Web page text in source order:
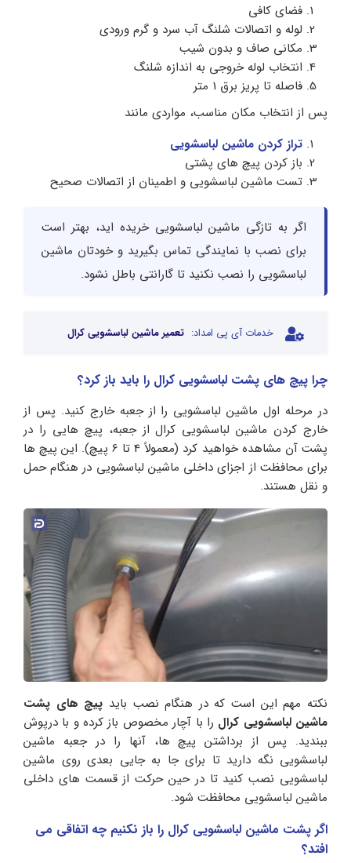
فضای کافی
لوله و اتصالات شلنگ آب سرد و گرم ورودی
مکانی صاف و بدون شیب
انتخاب لوله خروجی به اندازه شلنگ
فاصله تا پریز برق 1 متر
پس از انتخاب مکان مناسب، مواردی مانند
تراز کردن ماشین لباسشویی
باز کردن پیچ های پشتی
تست ماشین لباسشویی و اطمینان از اتصالات صحیح
اگر به تازگی ماشین لباسشویی خریده اید، بهتر است
برای نصب با نمایندگی تماس بگیرید و خودتان ماشین
لباسشویی را نصب نکنید تا گارانتی باطل نشود.
خدمات آی پی امداد: تعمیر ماشین لباسشویی کرال
چرا پیچ های پشت لباسشویی کرال را باید باز کرد؟
در مرحله اول ماشین لباسشویی را از جعبه خارج کنید. پس از
خارج کردن ماشین لباسشویی کرال از جعبه، پیچ هایی را در
پشت آن مشاهده خواهید کرد (معمولاً 4 تا 6 پیچ). این پیچ ها
برای محافظت از اجزای داخلی ماشین لباسشویی در هنگام حمل
و نقل هستند.
نکته مهم این است که در هنگام نصب باید پیچ های پشت
ماشین لباسشویی کرال را با آچار مخصوص باز کرده و با درپوش
ببندید. پس از برداشتن پیچ ها، آنها را در جعبه ماشین
لباسشویی نگه دارید تا برای جا به جایی بعدی روی ماشین
لباسشویی نصب کنید تا در حین حرکت از قسمت های داخلی
ماشین لباسشویی محافظت شود.
اگر پشت ماشین لباسشویی کرال را باز نکنیم چه اتفاقی می
افتد؟